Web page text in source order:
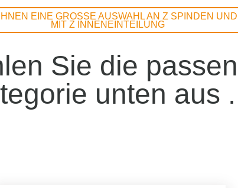
EINE GROSSE AUSWAHL AN Z SPINDEN UND
IT Z INNENEINTEILUNG
Sie die
unten aus